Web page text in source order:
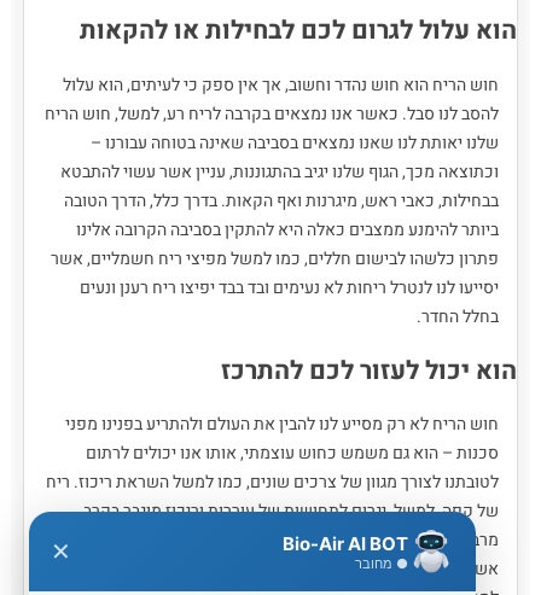
הוא עלול לגרום לכם לבחילות או להקאות
חוש הריח הוא חוש נהדר וחשוב, אך אין ספק כי לעיתים, הוא עלול
להסב לנו סבל. כאשר אנו נמצאים בקרבה לריח רע, למשל, חוש הריח
שלנו יאותת לנו שאנו נמצאים בסביבה שאינה בטוחה עבורנו –
וכתוצאה מכך, הגוף שלנו יגיב בהתגוננות, עניין אשר עשוי להתבטא
בבחילות, כאבי ראש, מיגרנות ואף הקאות. בדרך כלל, הדרך הטובה
ביותר להימנע ממצבים כאלה היא להתקין בסביבה הקרובה אלינו
פתרון כלשהו לבישום חללים, כמו למשל מפיצי ריח חשמליים, אשר
יסייעו לנו לנטרל ריחות לא נעימים ובד בבד יפיצו ריח רענן ונעים
בחלל החדר.
הוא יכול לעזור לכם להתרכז
חוש הריח לא רק מסייע לנו להבין את העולם ולהתריע בפנינו מפני
סכנות – הוא גם משמש כחוש עוצמתי, אותו אנו יכולים לרתום
לטובתנו לצורך מגוון של צרכים שונים, כמו למשל השראת ריכוז. ריח
של קפה, למשל, יגרום לתחושות של עוררות וריכוז מוגבר בקרב
מרבית האנשים. אם אתם סטודנטים, נסו לעשות שימוש במפיץ ריח
אשר מתהדר בניחוח של קפה כאשר כותבים עבודה או לומדים
Bio-Air AI BOT
● מחובר ✕